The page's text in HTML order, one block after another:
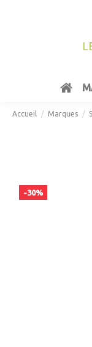
Accueil Marques
-30%